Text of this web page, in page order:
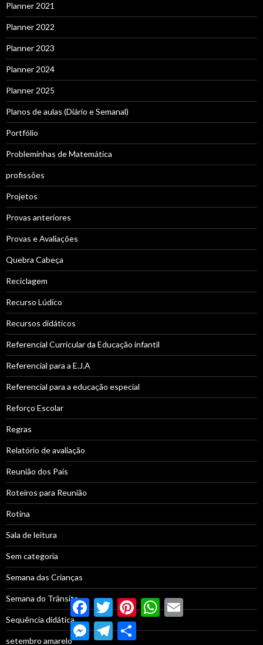
Planner 2021
Planner 2022
Planner 2023
Planner 2024
Planner 2025
Planos de aulas (Diário e Semanal)
Portfólio
Probleminhas de Matemática
profissões
Projetos
Provas anteriores
Provas e Avaliações
Quebra Cabeça
Reciclagem
Recurso Lúdico
Recursos didáticos
Referencial Curricular da Educação infantil
Referencial para a E.J.A
Referencial para a educação especial
Reforço Escolar
Regras
Relatório de avaliação
Reunião dos Pais
Roteiros para Reunião
Rotina
Sala de leitura
Sem categoria
Semana das Crianças
Semana do Trânsito
Sequência didática
setembro amarelo
FacebookTwitterPinterestWhatsApp
MessengerTelegram